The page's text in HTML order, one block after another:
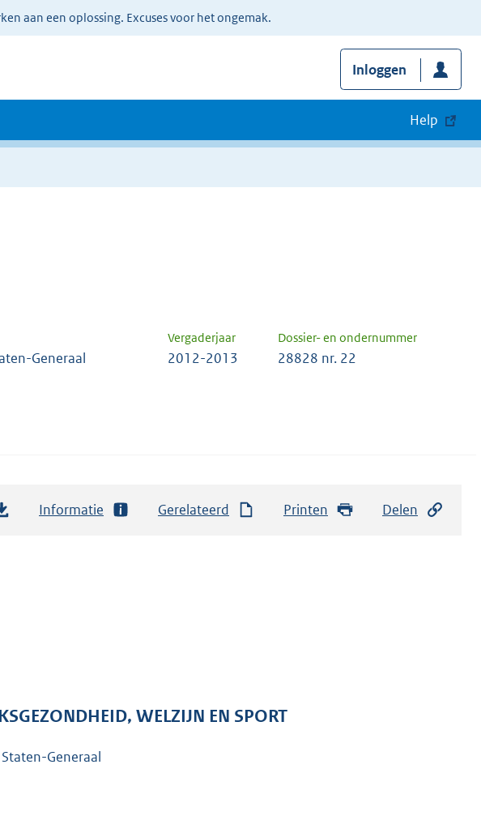
aan een oplossing. Excuses voor het ongemak.
Inloggen
Help
Vergaderjaar Dossier- en ondernummer
Generaal 2012-2013 28828 nr. 22
Informatie Gerelateerd Printen Delen
WELZIJN EN SPORT
Generaal